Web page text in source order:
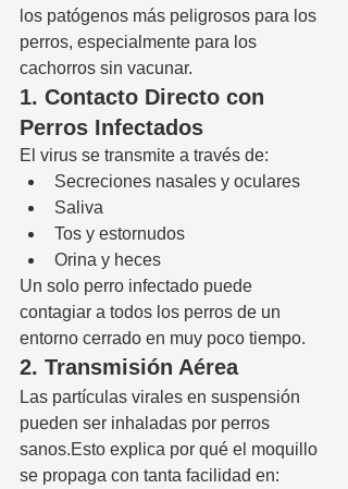
los patógenos más peligrosos para los
perros, especialmente para los
cachorros sin vacunar.
1. Contacto Directo con
Perros Infectados
El virus se transmite a través de:
Secreciones nasales y oculares
Saliva
Tos y estornudos
Orina y heces
Un solo perro infectado puede
contagiar a todos los perros de un
entorno cerrado en muy poco tiempo.
2. Transmisión Aérea
Las partículas virales en suspensión
pueden ser inhaladas por perros
sanos.Esto explica por qué el moquillo
se propaga con tanta facilidad en: